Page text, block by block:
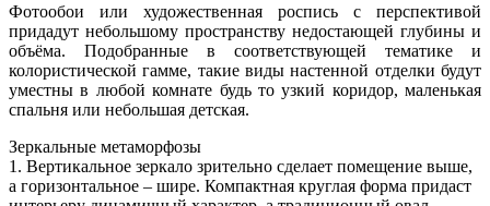
Фотообои или художественная роспись с перспективой
придадут небольшому пространству недостающей глубины и
объёма. Подобранные в соответствующей тематике и
колористической гамме, такие виды настенной отделки будут
уместны в любой комнате будь то узкий коридор, маленькая
спальня или небольшая детская.
Зеркальные метаморфозы
1. Вертикальное зеркало зрительно сделает помещение выше,
а горизонтальное – шире. Компактная круглая форма придаст